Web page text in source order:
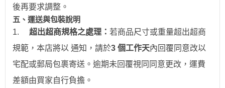
後再要求調整。
五、運送與包裝說明
1.
超出超商規格之處理： 若商品尺寸或重量超出超商
規範，本店將以 通知，請於3 個工作天內回覆同意改以
宅配或郵局包裹寄送。逾期未回覆視同同意更改，運費
差額由買家自行負擔。